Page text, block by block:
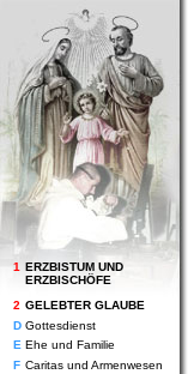
1 ERZBISTUM UND
ERZBISCHÖFE
2 GELEBTER GLAUBE
D Gottesdienst
E Ehe und Familie
F Caritas und Armenwesen